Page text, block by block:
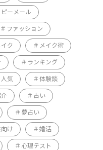
ピーメール
ファッション
イク メイク術
ランキング
人気 体験談
占い
夢占い
向け 婚活
心理テスト